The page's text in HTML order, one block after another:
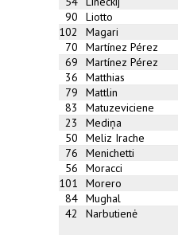
90
Liotto
102
Magari
70
Martínez Pérez
69
Martínez Pérez
36
Matthias
79
Mattlin
83
Matuzeviciene
23
Mediņa
50
Meliz Irache
76
Menichetti
56
Moracci
101
Morero
84 Mughal
42
Narbutienė